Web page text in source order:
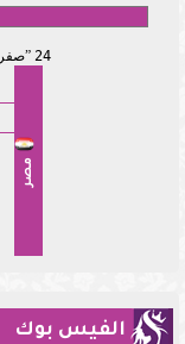
24
صفر
مصر
الفيس بوك